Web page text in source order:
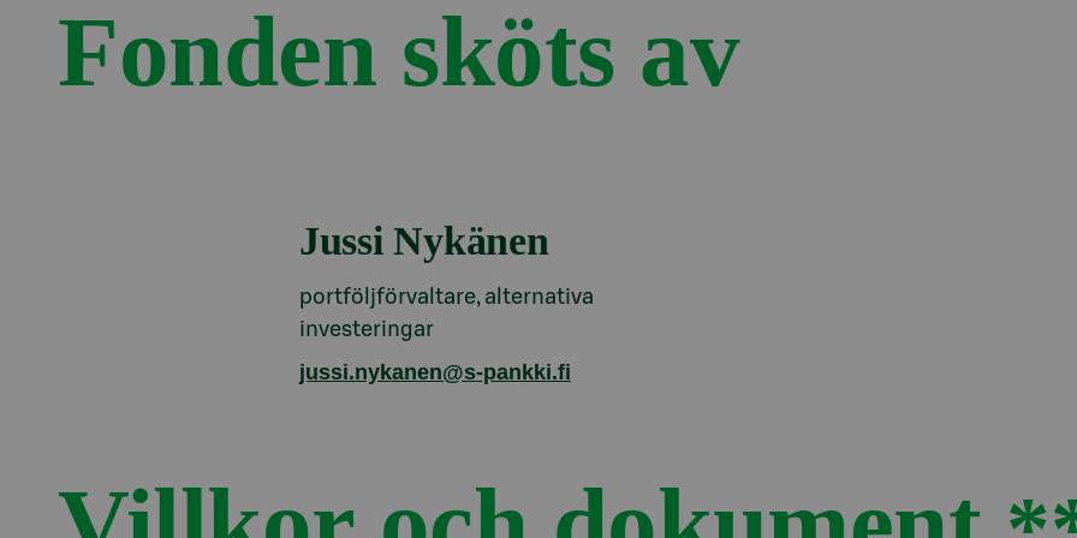
Fonden sköts av
Jussi Nykänen
portföljförvaltare, alternativa
investeringar
jussi.nykanen@s-pankki.fi
Avsnitt med titel Villkor och dokument